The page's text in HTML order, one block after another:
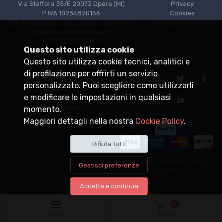
Via Staffora 35/E 20073 Opera (MI)
P.IVA 10234820156
REA MI1356865 - Cap. sociale €30.000,00
Privacy
Cookies
Condizioni di Vendita
Informazioni
Spedizioni
Punti vendita
Diventa rivenditore
Questo sito utilizza cookie
Questo sito utilizza cookie tecnici, analitici e
di profilazione per offrirti un servizio
personalizzato. Puoi scegliere come utilizzarli
e modificare le impostazioni in qualsiasi
momento.
Maggiori dettagli nella nostra Cookie Policy.
Rifiuta tutti
Gestisci preferenze
Accetta e continua